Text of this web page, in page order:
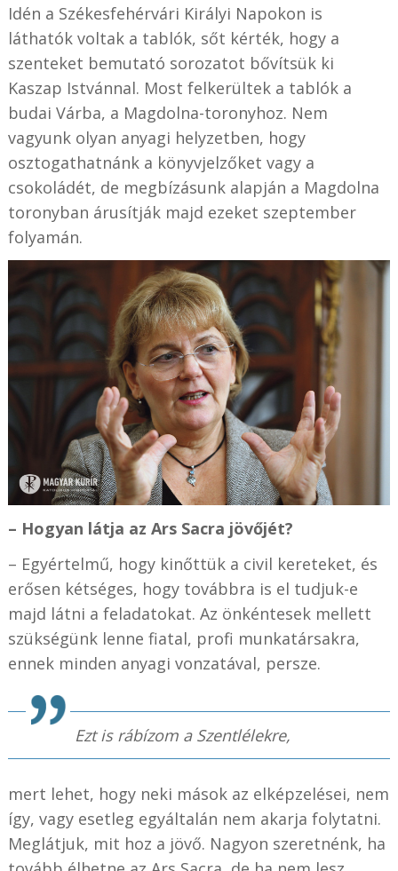
Idén a Székesfehérvári Királyi Napokon is
láthatók voltak a tablók, sőt kérték, hogy a
szenteket bemutató sorozatot bővítsük ki
Kaszap Istvánnal. Most felkerültek a tablók a
budai Várba, a Magdolna-toronyhoz. Nem
vagyunk olyan anyagi helyzetben, hogy
osztogathatnánk a könyvjelzőket vagy a
csokoládét, de megbízásunk alapján a Magdolna
toronyban árusítják majd ezeket szeptember
folyamán.
– Hogyan látja az Ars Sacra jövőjét?
– Egyértelmű, hogy kinőttük a civil kereteket, és
erősen kétséges, hogy továbbra is el tudjuk-e
majd látni a feladatokat. Az önkéntesek mellett
szükségünk lenne fiatal, profi munkatársakra,
ennek minden anyagi vonzatával, persze.
Ezt is rábízom a Szentlélekre,
mert lehet, hogy neki mások az elképzelései, nem
így, vagy esetleg egyáltalán nem akarja folytatni.
Meglátjuk, mit hoz a jövő. Nagyon szeretnénk, ha